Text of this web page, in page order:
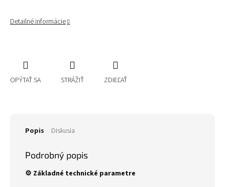
Detailné informácie
OPÝTAŤ SA STRÁŽIŤ ZDIEĽAŤ
Popis Diskusia
Podrobný popis
⚙️ Základné technické parametre